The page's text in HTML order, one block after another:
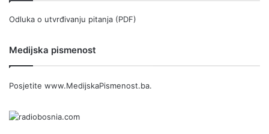
Odluka o utvrđivanju pitanja (PDF)
Medijska pismenost
Posjetite www.MedijskaPismenost.ba.